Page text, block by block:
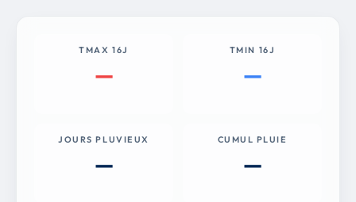
TMAX 16J
—
TMIN 16J
—
JOURS PLUVIEUX
—
CUMUL PLUIE
—